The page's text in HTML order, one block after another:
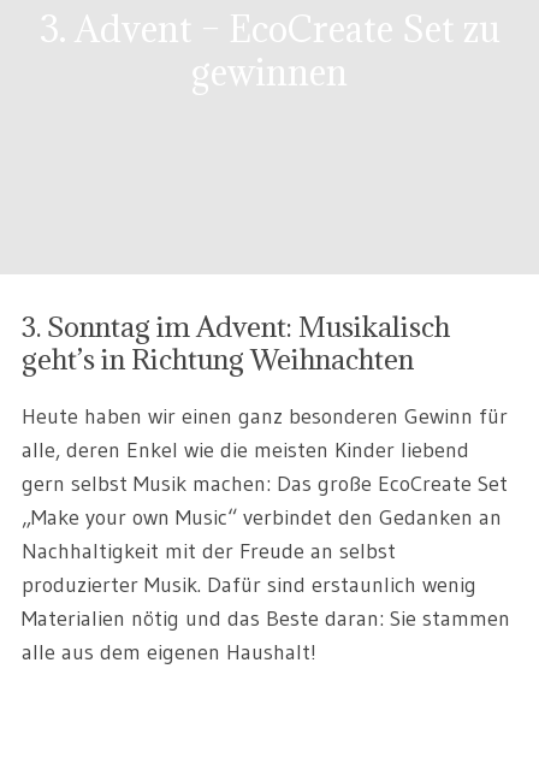
3. Advent – EcoCreate Set zu
gewinnen
3. Sonntag im Advent: Musikalisch
geht’s in Richtung Weihnachten
Heute haben wir einen ganz besonderen Gewinn für
alle, deren Enkel wie die meisten Kinder liebend
gern selbst Musik machen: Das große EcoCreate Set
„Make your own Music“ verbindet den Gedanken an
Nachhaltigkeit mit der Freude an selbst
produzierter Musik. Dafür sind erstaunlich wenig
Materialien nötig und das Beste daran: Sie stammen
alle aus dem eigenen Haushalt!